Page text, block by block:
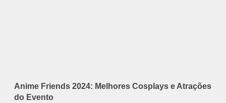
Anime Friends 2024: Melhores Cosplays e Atrações
do Evento